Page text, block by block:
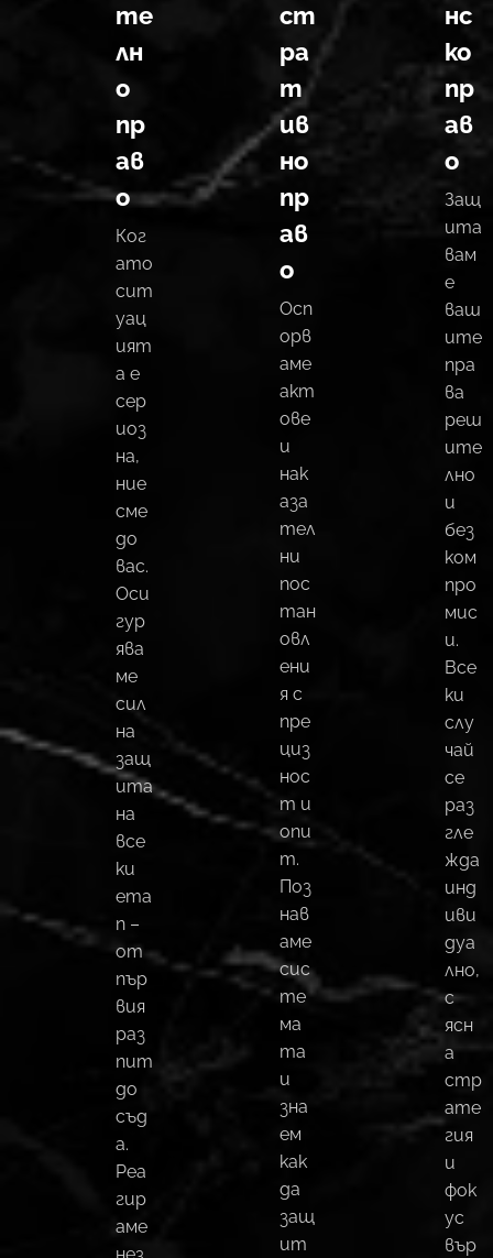
те
лн
о
пр
ав
о
Ког
ато
сит
уац
ият
а е
сер
иоз
на,
ние
сме
до
вас.
Оси
гур
ява
ме
сил
на
защ
ита
на
все
ки
ета
п –
от
пър
вия
раз
пит
до
съд
а.
Реа
гир
аме
ст
ра
т
ив
но
пр
ав
о
Осп
орв
аме
акт
ове
и
нак
аза
тел
ни
пос
тан
овл
ени
я с
пре
циз
нос
т и
опи
т.
Поз
нав
аме
сис
те
ма
та
и
зна
ем
как
да
защ
ит
нс
ко
пр
ав
о
Защ
ита
вам
е
ваш
ите
пра
ва
реш
ите
лно
и
без
ком
про
мис
и.
Все
ки
слу
чай
се
раз
гле
жда
инд
иви
дуа
лно,
с
ясн
а
стр
ате
гия
и
фок
ус
вър